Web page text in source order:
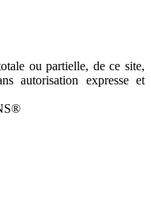
ou partielle, de ce site,
autorisation expresse et